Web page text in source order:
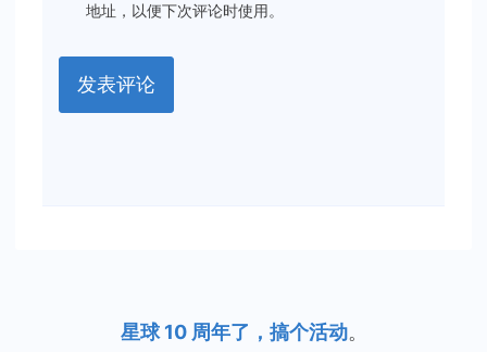
地址，以便下次评论时使用。
星球 10 周年了，搞个活动。